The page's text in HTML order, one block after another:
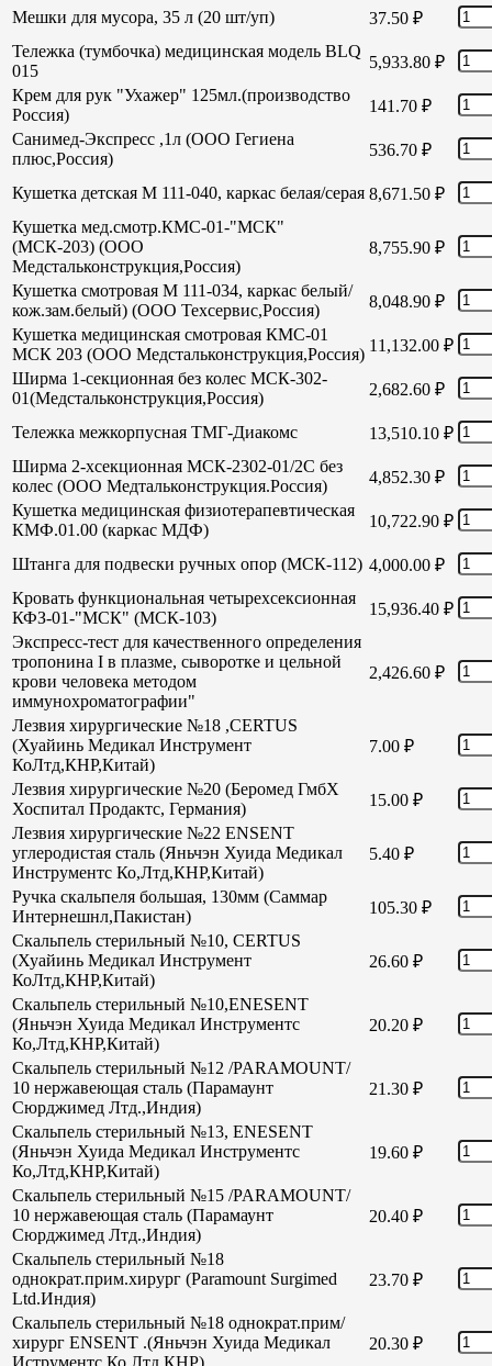
Мешки для мусора, 35 л (20 шт/уп) 37.50 ₽
Тележка (тумбочка) медицинская модель BLQ
015
5,933.80 ₽
Крем для рук "Ухажер" 125мл.(производство
Россия)
141.70 ₽
Санимед-Экспресс ,1л (ООО Гегиена
плюс,Россия)
536.70 ₽
Кушетка детская М 111-040, каркас белая/серая 8,671.50 ₽
Кушетка мед.смотр.КМС-01-"МСК"
(МСК-203) (ООО
Медстальконструкция,Россия)
8,755.90 ₽
Кушетка смотровая М 111-034, каркас белый/
кож.зам.белый) (ООО Техсервис,Россия)
8,048.90 ₽
Кушетка медицинская смотровая КМС-01
МСК 203 (ООО Медстальконструкция,Россия) 11,132.00 ₽
Ширма 1-секционная без колес МСК-302-
01(Медстальконструкция,Россия)
2,682.60 ₽
Тележка межкорпусная ТМГ-Диакомс 13,510.10 ₽
Ширма 2-хсекционная МСК-2302-01/2С без
колес (ООО Медтальконструкция.Россия)
4,852.30 ₽
Кушетка медицинская физиотерапевтическая
КМФ.01.00 (каркас МДФ)
10,722.90 ₽
Штанга для подвески ручных опор (МСК-112) 4,000.00 ₽
Кровать функциональная четырехсексионная
КФЗ-01-"МСК" (МСК-103)
15,936.40 ₽
Экспресс-тест для качественного определения
тропонина I в плазме, сыворотке и цельной
крови человека методом
иммунохроматографии"
2,426.60 ₽
Лезвия хирургические №18 ,CERTUS
(Хуайинь Медикал Инструмент
КоЛтд,КНР,Китай)
7.00 ₽
Лезвия хирургические №20 (Беромед ГмбХ
Хоспитал Продактс, Германия)
15.00 ₽
Лезвия хирургические №22 ENSENT
углеродистая сталь (Яньчэн Хуида Медикал
Инструментс Ко,Лтд,КНР,Китай)
5.40 ₽
Ручка скальпеля большая, 130мм (Саммар
Интернешнл,Пакистан)
105.30 ₽
Скальпель стерильный №10, CERTUS
(Хуайинь Медикал Инструмент
КоЛтд,КНР,Китай)
26.60 ₽
Скальпель стерильный №10,ENESENT
(Яньчэн Хуида Медикал Инструментс
Ко,Лтд,КНР,Китай)
20.20 ₽
Скальпель стерильный №12 /PARAMOUNT/
10 нержавеющая сталь (Парамаунт
Сюрджимед Лтд.,Индия)
21.30 ₽
Скальпель стерильный №13, ENESENT
(Яньчэн Хуида Медикал Инструментс
Ко,Лтд,КНР,Китай)
19.60 ₽
Скальпель стерильный №15 /PARAMOUNT/
10 нержавеющая сталь (Парамаунт
Сюрджимед Лтд.,Индия)
20.40 ₽
Скальпель стерильный №18
однократ.прим.хирург (Paramount Surgimed
Ltd.Индия)
23.70 ₽
Скальпель стерильный №18 однократ.прим/
хирург ENSENT .(Яньчэн Хуида Медикал
Иструментс Ко.Лтд,КНР)
20.30 ₽